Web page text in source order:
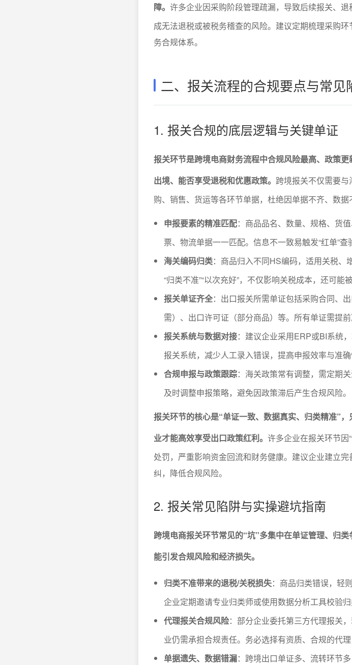
障。 许多企业因采购阶段管理疏漏，导致后续报关、退
成无法退税或被税务稽查的风险。建议定期梳理采购
务合规体系。
二、报关流程的合规要点与常见
1. 报关合规的底层逻辑与关键单证
报关环节是跨境电商财务流程中合规风险最高、政策
出境、能否享受退税和优惠政策。 跨境报关不仅需要
购、销售、货运等各环节单据，杜绝因单据不齐、数据
申报要素的精准匹配：商品品名、数量、规格、货
票、物流单据一一匹配。信息不一致易触发“红单”查
海关编码归类：商品归入不同HS编码，适用关税、
“归类不准”“以次充好”，不仅影响关税成本，还可能
报关单证齐全：出口报关所需单证包括采购合同、
需）、出口许可证（部分商品）等。所有单证需提前
报关系统与数据对接：建议企业采用ERP或BI系统
报关系统，减少人工录入错误，提高申报效率与准确
合规申报与政策跟踪：海关政策常有调整，需定期
及时调整申报策略，避免因政策滞后产生合规风险。
报关环节的核心是“单证一致、数据真实、归类精准”
业才能高效享受出口政策红利。 许多企业在报关环节因
处罚，严重影响资金回流和财务健康。建议企业建立
纠，降低合规风险。
2. 报关常见陷阱与实操避坑指南
跨境电商报关环节常见的“坑”多集中在单证管理、归
能引发合规风险和经济损失。
归类不准带来的退税/关税损失：商品归类错误，轻
企业定期邀请专业归类师或使用数据分析工具校验归
代理报关合规风险：部分企业委托第三方代理报关
业仍需承担合规责任。务必选择有资质、合规的代
单据遗失、数据错漏：跨境出口单证多、流转环节